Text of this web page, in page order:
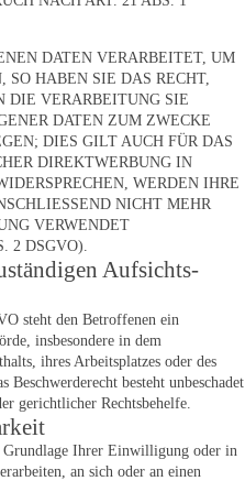
DATEN VERARBEITET, UM
HABEN SIE DAS RECHT,
DIE VERARBEITUNG SIE
DATEN ZUM ZWECKE
DIES GILT AUCH FÜR DAS
DIREKTWERBUNG IN
WERDEN IHRE
NICHT MEHR
VERWENDET
2 DSGVO).
Aufsichts­
steht den Betroffenen ein
insbesondere in dem
ihres Arbeitsplatzes oder des
Beschwerderecht besteht unbeschadet
gerichtlicher Rechtsbehelfe.
Grundlage Ihrer Einwilligung oder in
an sich oder an einen